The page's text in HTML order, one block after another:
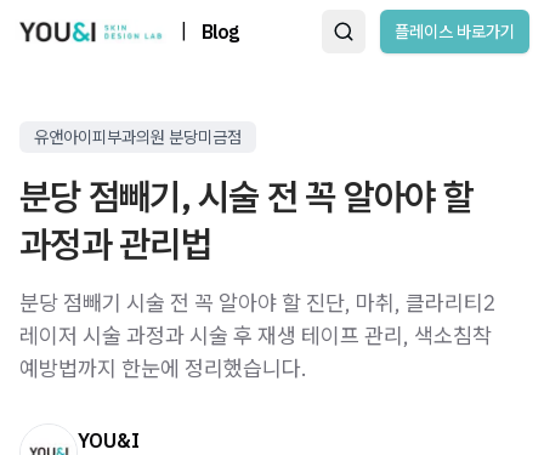
Blog 플레이스 바로가기
유앤아이피부과의원 분당미금점
분당 점빼기, 시술 전 꼭 알아야 할
과정과 관리법
분당 점빼기 시술 전 꼭 알아야 할 진단, 마취, 클라리티2
레이저 시술 과정과 시술 후 재생 테이프 관리, 색소침착
예방법까지 한눈에 정리했습니다.
YOU&I